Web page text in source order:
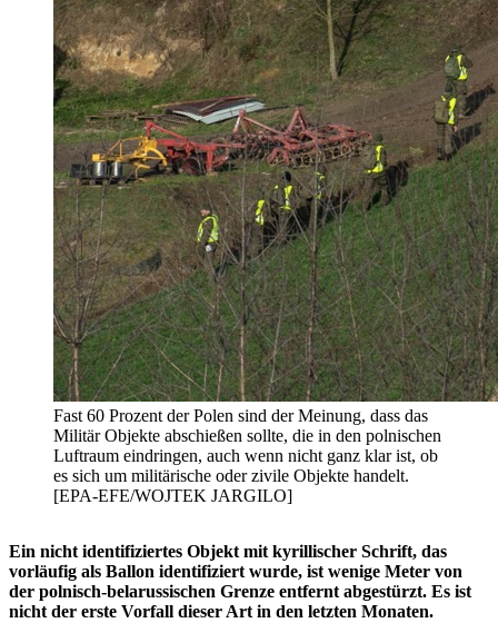
Fast 60 Prozent der Polen sind der Meinung, dass das
Militär Objekte abschießen sollte, die in den polnischen
Luftraum eindringen, auch wenn nicht ganz klar ist, ob
es sich um militärische oder zivile Objekte handelt.
[EPA-EFE/WOJTEK JARGILO]
Ein nicht identifiziertes Objekt mit kyrillischer Schrift, das
vorläufig als Ballon identifiziert wurde, ist wenige Meter von
der polnisch-belarussischen Grenze entfernt abgestürzt. Es ist
nicht der erste Vorfall dieser Art in den letzten Monaten.